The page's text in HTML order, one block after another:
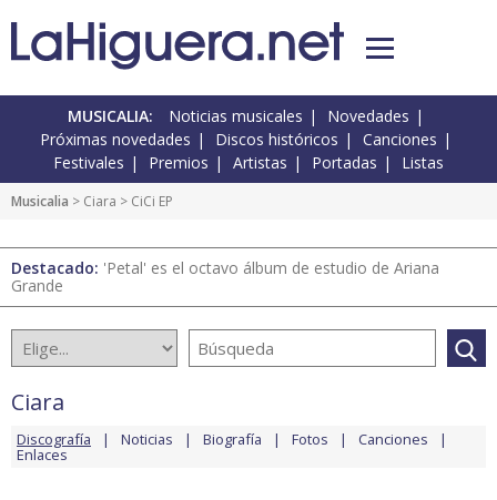
MUSICALIA: Noticias musicales
Novedades
Próximas novedades
Discos históricos
Canciones
Festivales
Premios Artistas Portadas Listas
Musicalia > Ciara > CiCi EP
Destacado: 'Petal' es el octavo álbum de estudio de Ariana
Grande
Ciara
Discografía Noticias Biografía Fotos Canciones
Enlaces